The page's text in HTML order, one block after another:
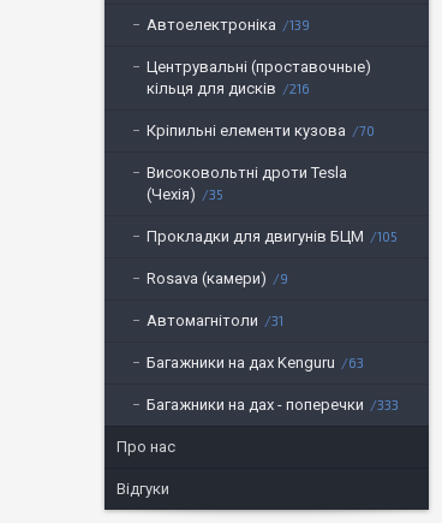
Автоелектроніка 139
Центрувальні (проставочные)
кільця для дисків
216
Кріпильні елементи кузова 70
Високовольтні дроти Tesla
(Чехія)
35
Прокладки для двигунів БЦМ 105
Rosava (камери) 9
Автомагнітоли 31
Багажники на дах Kenguru 63
Багажники на дах - поперечки 333
Про нас
Відгуки